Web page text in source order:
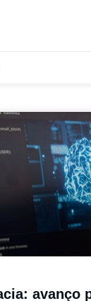
avanço